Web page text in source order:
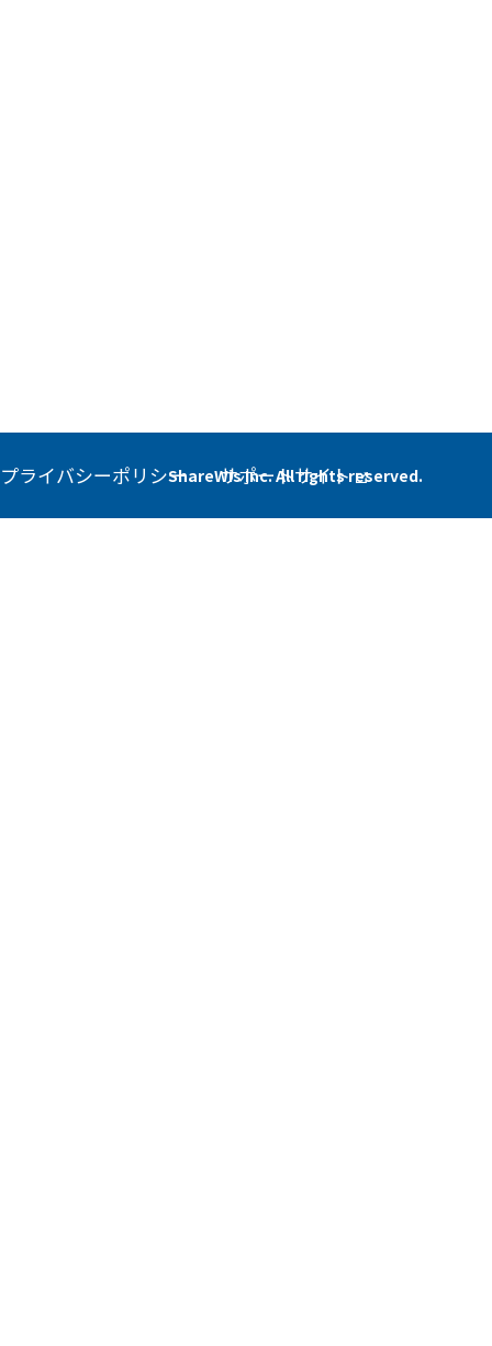
プライバシーポリシー サポートサイト
ShareWis Inc. All rights reserved.